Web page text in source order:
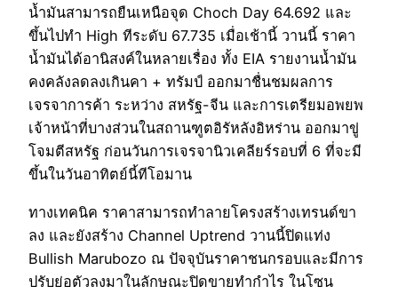
น้ำมันสามารถยืนเหนือจุด Choch Day 64.692 และ
ขึ้นไปทำ High ทีระดับ 67.735 เมื่อเช้านี้ วานนี้ ราคา
น้ำมันได้อานิสงค์ในหลายเรื่อง ทั้ง EIA รายงานน้ำมัน
คงคลังลดลงเกินคา + ทรัมป์ ออกมาชื่นชมผลการ
เจรจาการค้า ระหว่าง สหรัฐ-จีน และการเตรียมอพยพ
เจ้าหน้าที่บางส่วนในสถานฑูตอิรัหลังอิหร่าน ออกมาขู่
โจมตีสหรัฐ ก่อนวันการเจรจานิวเคลียร์รอบที่ 6 ที่จะมี
ขึ้นในวันอาทิตย์นี้ทีโอมาน
ทางเทคนิค ราคาสามารถทำลายโครงสร้างเทรนด์ขา
ลง และยังสร้าง Channel Uptrend วานนี้ปิดแท่ง
Bullish Marubozo ณ ปัจจุบันราคาชนกรอบและมีการ
ปรับย่อตัวลงมาในลักษณะปิดขายทำกำไร ในโซน